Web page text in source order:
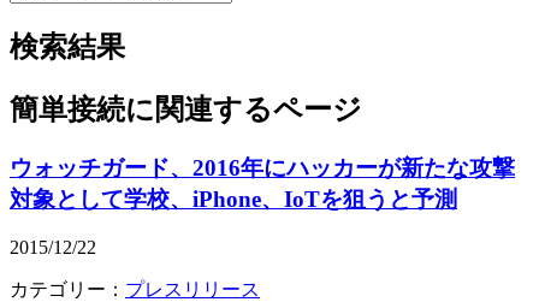
検索結果
簡単接続に関連するページ
ウォッチガード、2016年にハッカーが新たな攻撃
対象として学校、iPhone、IoTを狙うと予測
2015/12/22
カテゴリー： プレスリリース